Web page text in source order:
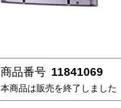
商品番号 11841069
本商品は販売を終了しました